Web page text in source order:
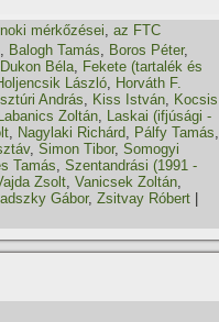
mérkőzései, az FTC
, Balogh Tamás, Boros Péter,
Dukon Béla, Fekete (tartalék és
László, Horváth F.
András, Kiss István, Kocsis
Labanics Zoltán, Laskai (ifjúsági -
, Nagylaki Richárd, Pálfy Tamás,
, Simon Tibor, Somogyi
Tamás, Szentandrási (1991 -
Zsolt, Vanicsek Zoltán,
Gábor, Zsitvay Róbert